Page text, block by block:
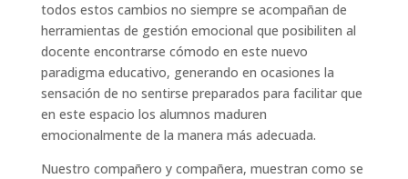
todos estos cambios no siempre se acompañan de
herramientas de gestión emocional que posibiliten al
docente encontrarse cómodo en este nuevo
paradigma educativo, generando en ocasiones la
sensación de no sentirse preparados para facilitar que
en este espacio los alumnos maduren
emocionalmente de la manera más adecuada.
Nuestro compañero y compañera, muestran como se